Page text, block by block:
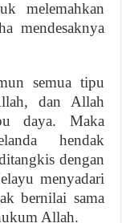
melemahkan
mendesaknya
semua tipu
dan Allah
daya. Maka
hendak
dengan
menyadari
bernilai sama
Allah.